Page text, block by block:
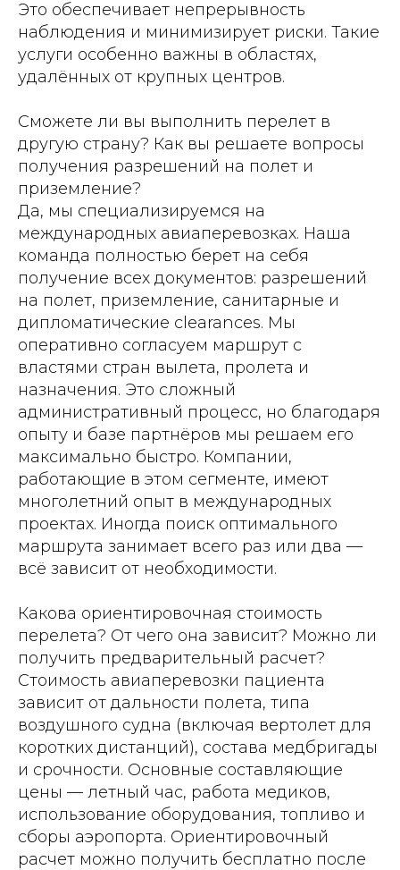
Это обеспечивает непрерывность
наблюдения и минимизирует риски. Такие
услуги особенно важны в областях,
удалённых от крупных центров.
Сможете ли вы выполнить перелет в
другую страну? Как вы решаете вопросы
получения разрешений на полет и
приземление?
Да, мы специализируемся на
международных авиаперевозках. Наша
команда полностью берет на себя
получение всех документов: разрешений
на полет, приземление, санитарные и
дипломатические clearances. Мы
оперативно согласуем маршрут с
властями стран вылета, пролета и
назначения. Это сложный
административный процесс, но благодаря
опыту и базе партнёров мы решаем его
максимально быстро. Компании,
работающие в этом сегменте, имеют
многолетний опыт в международных
проектах. Иногда поиск оптимального
маршрута занимает всего раз или два —
всё зависит от необходимости.
Какова ориентировочная стоимость
перелета? От чего она зависит? Можно ли
получить предварительный расчет?
Стоимость авиаперевозки пациента
зависит от дальности полета, типа
воздушного судна (включая вертолет для
коротких дистанций), состава медбригады
и срочности. Основные составляющие
цены — летный час, работа медиков,
использование оборудования, топливо и
сборы аэропорта. Ориентировочный
расчет можно получить бесплатно после